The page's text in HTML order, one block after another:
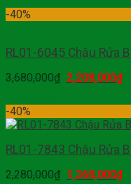
-40%
RL01-6045 Chậu Rửa
3,680,000₫ 2,208,000₫
-40%
RL01-7843 Chậu Rửa
2,280,000₫ 1,368,000₫